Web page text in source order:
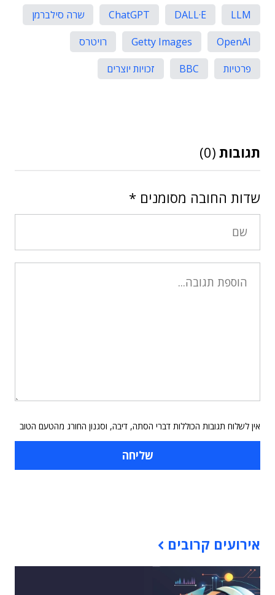
LLM
DALL·E
ChatGPT
שרה סילברמן
OpenAI
Getty Images
רויטרס
פרטיות
BBC זכויות יוצרים
תגובות (0)
שדות החובה מסומנים *
אין לשלוח תגובות הכוללות דברי הסתה, דיבה, וסגנון החורג מהטעם הטוב
אירועים קרובים